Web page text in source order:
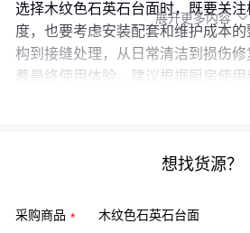
选择木纹色石英石台面时，既要关
度，也要考虑安装配套和维护成本
构到接缝处理，从日常清洁到损伤
着最终使用体验。建议根据厨房使
展开更多内容 
想找货源？
采购商品